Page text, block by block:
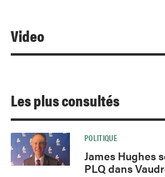
Video
Les plus consultés
POLITIQUE
James Hughes
PLQ dans